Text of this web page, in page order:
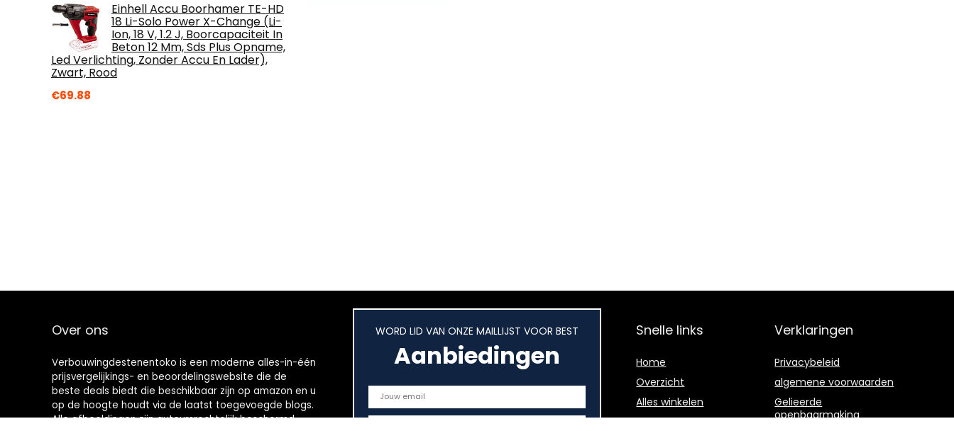
Einhell Accu Boorhamer TE-HD
18 Li-Solo Power X-Change (Li-
Ion, 18 V, 1.2 J, Boorcapaciteit In
Beton 12 Mm, Sds Plus Opname,
Led Verlichting, Zonder Accu En Lader),
Zwart, Rood
€69.88
Over ons
Verbouwingdestenentoko is een moderne alles-in-één
prijsvergelijkings- en beoordelingswebsite die de
beste deals biedt die beschikbaar zijn op amazon en u
op de hoogte houdt via de laatst toegevoegde blogs.
Alle afbeeldingen zijn auteursrechtelijk beschermd
WORD LID VAN ONZE MAILLIJST VOOR BEST
Aanbiedingen
Snelle links
Home
Overzicht
Alles winkelen
Blogs
Verklaringen
Privacybeleid
algemene voorwaarden
Gelieerde
openbaarmaking